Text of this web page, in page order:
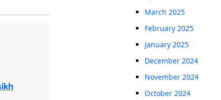
March 2025
February 2025
January 2025
December 2024
November 2024
October 2024